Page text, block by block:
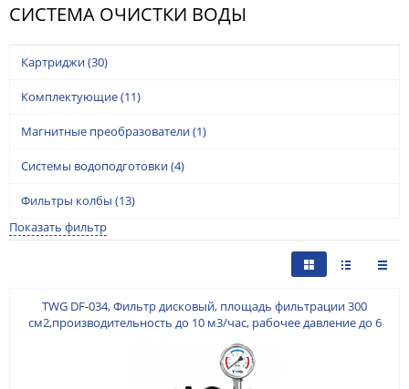
СИСТЕМА ОЧИСТКИ ВОДЫ
Картриджи(30)
Комплектующие(11)
Магнитные преобразователи(1)
Системы водоподготовки(4)
Фильтры колбы (13)
Показать фильтр
TWG DF-034, Фильтр дисковый, площадь фильтрации 300
см2,производительность до 10 м3/час, рабочее давление до 6
наружная 1/2 дюйма, фильтрация 130 мкм, виброустойчивый
манометр.